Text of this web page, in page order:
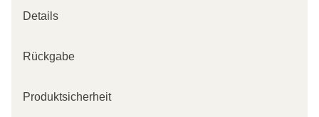
Details
Rückgabe
Produktsicherheit